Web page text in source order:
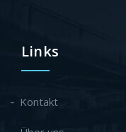
Links
Kontakt